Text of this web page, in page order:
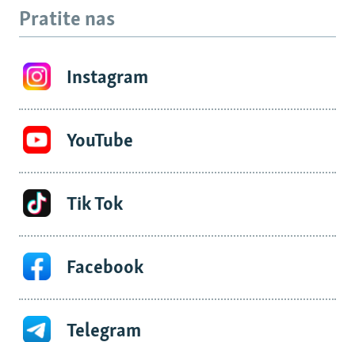
Pratite nas
Instagram
YouTube
Tik Tok
Facebook
Telegram